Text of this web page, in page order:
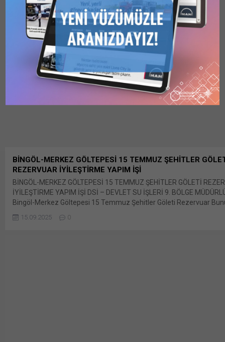
BİNGÖL-MERKEZ GÖLTEPESİ 15 TEMMUZ ŞEHİTLER
REZERVUAR İYİLEŞTİRME YAPIM İŞİ
BİNGÖL-MERKEZ GÖLTEPESİ 15 TEMMUZ ŞEHİTLER GÖLETİ
İYİLEŞTİRME YAPIM İŞİ DSİ – DEVLET SU İŞLERİ 9. BÖLGE
Bingöl-Merkez Göltepesi 15 Temmuz Şehitler Göleti Rezervuar
paylaş: X'te paylaşmak için tıklayın (Yeni pencerede açılır) X
üzerinden paylaşmak için tıklayın (Yeni pencerede açılır) LinkedIn
15.09.2025 0